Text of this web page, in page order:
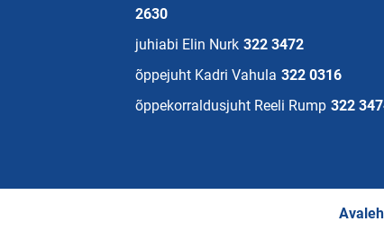
2630
juhiabi Elin Nurk 322 3472
õppejuht Kadri Vahula 322 0316
õppekorraldusjuht Reeli Rump 322